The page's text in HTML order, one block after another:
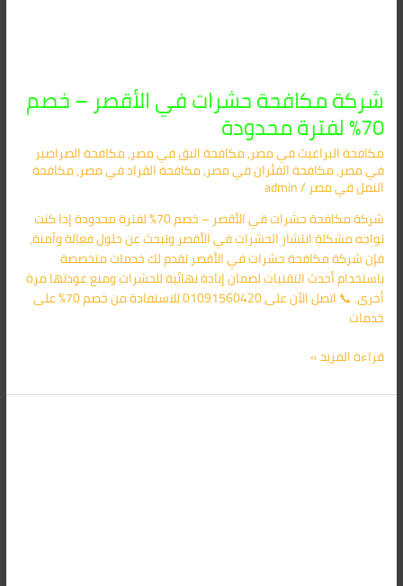
شركة مكافحة حشرات في الأقصر – خصم
70% لفترة محدودة
مكافحة البراغيث​ في مصر,مكافحة البق​ في مصر,مكافحة الصراصير​
في مصر,مكافحة الفئران​ في مصر,مكافحة القراد​ في مصر,مكافحة
النمل​ في مصر/
admin
شركة مكافحة حشرات في الأقصر – خصم 70% لفترة محدودة إذا كنت
تواجه مشكلة انتشار الحشرات في الأقصر وتبحث عن حلول فعالة وآمنة،
فإن شركة مكافحة حشرات في الأقصر تقدم لك خدمات متخصصة
باستخدام أحدث التقنيات لضمان إبادة نهائية للحشرات ومنع عودتها مرة
أخرى. 📞 اتصل الآن على 01091560420 للاستفادة من خصم 70% على
خدمات
قراءة المزيد »